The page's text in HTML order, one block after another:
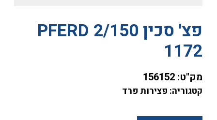
פצ' סכין PFERD 2/150
1172
מק"ט: 156152
קטגוריה: פצירות פרד